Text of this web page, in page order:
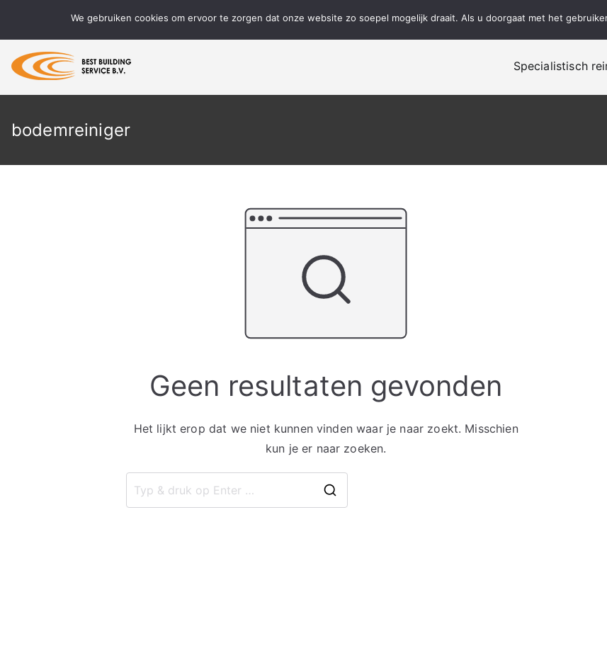
inhoud
Meer dan 15 jaar ervaring in specialistisch reinigen, renovatie en onderhoud!
Specialistisch
bodemreiniger
Geen resultaten gevonden
Het lijkt erop dat we niet kunnen vinden waar je naar zoekt. Misschien
kun je er naar zoeken.
We gebruiken cookies om ervoor te zorgen dat onze website zo soepel mogelijk draait. Als u doorgaat met het